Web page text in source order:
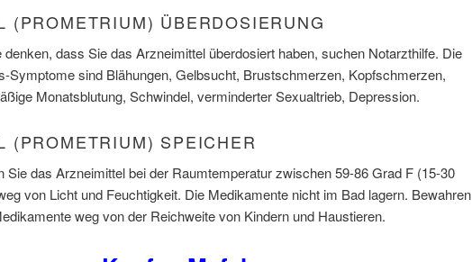
(PROMETRIUM) ÜBERDOSIERUNG
denken, dass Sie das Arzneimittel überdosiert haben, suchen Notarzthilfe. Die
Symptome sind Blähungen, Gelbsucht, Brustschmerzen, Kopfschmerzen,
Monatsblutung, Schwindel, verminderter Sexualtrieb, Depression.
(PROMETRIUM) SPEICHER
Sie das Arzneimittel bei der Raumtemperatur zwischen 59-86 Grad F (15-30
von Licht und Feuchtigkeit. Die Medikamente nicht im Bad lagern. Bewahren
weg von der Reichweite von Kindern und Haustieren.